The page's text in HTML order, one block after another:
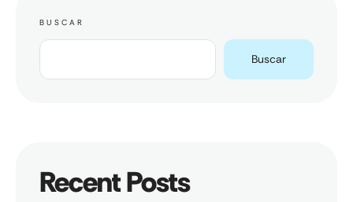
BUSCAR
Buscar
Recent Posts